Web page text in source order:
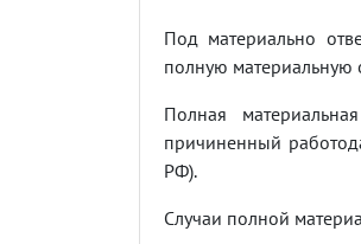
Под материально
полную материальную
Полная
причиненный
РФ).
Случаи полной